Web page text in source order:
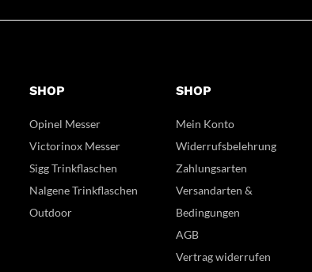
SHOP
Opinel Messer
Victorinox Messer
Sigg Trinkflaschen
Nalgene Trinkflaschen
Outdoor
SHOP
Mein Konto
Widerrufsbelehrung
Zahlungsarten
Versandarten &
Bedingungen
AGB
Vertrag widerrufen